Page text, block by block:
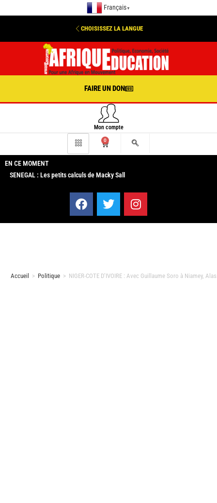
Français ▼
CHOISISSEZ LA LANGUE
FAIRE UN DON
Mon compte
0
EN CE MOMENT
SENEGAL : Les petits calculs de Macky Sall
Accueil > Politique > NIGER-COTE D’IVOIRE : Avec Guillaume Soro à Niamey,